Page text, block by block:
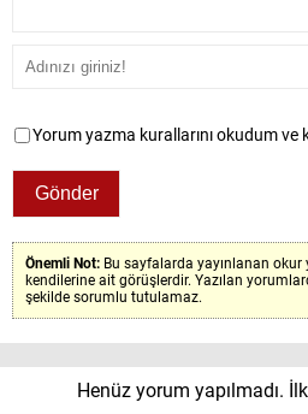
Yorum yazma kurallarını okudum ve
Önemli Not: Bu sayfalarda yayınlanan okur
kendilerine ait görüşlerdir. Yazılan
şekilde sorumlu tutulamaz.
Henüz yorum yapılmadı.